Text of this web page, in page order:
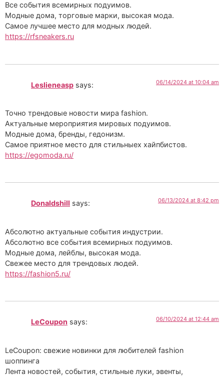
Все события всемирных подуимов.
Модные дома, торговые марки, высокая мода.
Самое лучшее место для модных людей.
https://rfsneakers.ru
Leslieneasp says: 06/14/2024 at 10:04 am
Точно трендовые новости мира fashion.
Актуальные мероприятия мировых подуимов.
Модные дома, бренды, гедонизм.
Самое приятное место для стильныех хайпбистов.
https://egomoda.ru/
Donaldshill says: 06/13/2024 at 8:42 pm
Абсолютно актуальные события индустрии.
Абсолютно все события всемирных подуимов.
Модные дома, лейблы, высокая мода.
Свежее место для трендовых людей.
https://fashion5.ru/
LeCoupon says: 06/10/2024 at 12:44 am
LeCoupon: свежие новинки для любителей fashion
шоппинга
Лента новостей, события, стильные луки, эвенты,